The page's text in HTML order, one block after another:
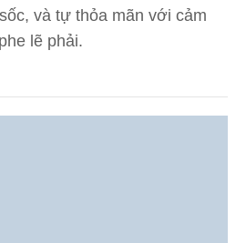
và tự thỏa mãn với cảm
lẽ phải.